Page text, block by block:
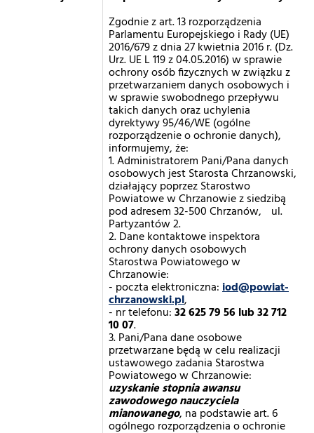
Zgodnie z art. 13 rozporządzenia
Parlamentu Europejskiego i Rady (UE)
2016/679 z dnia 27 kwietnia 2016 r. (Dz.
Urz. UE L 119 z 04.05.2016) w sprawie
ochrony osób fizycznych w związku z
przetwarzaniem danych osobowych i
w sprawie swobodnego przepływu
takich danych oraz uchylenia
dyrektywy 95/46/WE (ogólne
rozporządzenie o ochronie danych),
informujemy, że:
1. Administratorem Pani/Pana danych
osobowych jest Starosta Chrzanowski,
działający poprzez Starostwo
Powiatowe w Chrzanowie z siedzibą
pod adresem 32-500 Chrzanów, ul.
Partyzantów 2.
2. Dane kontaktowe inspektora
ochrony danych osobowych
Starostwa Powiatowego w
Chrzanowie:
- poczta elektroniczna:iod@powiat-
chrzanowski.pl,
- nr telefonu:32 625 79 56 lub 32 712
10 07.
3. Pani/Pana dane osobowe
przetwarzane będą w celu realizacji
ustawowego zadania Starostwa
Powiatowego w Chrzanowie:
uzyskanie stopnia awansu
zawodowego nauczyciela
mianowanego, na podstawie art. 6
ogólnego rozporządzenia o ochronie